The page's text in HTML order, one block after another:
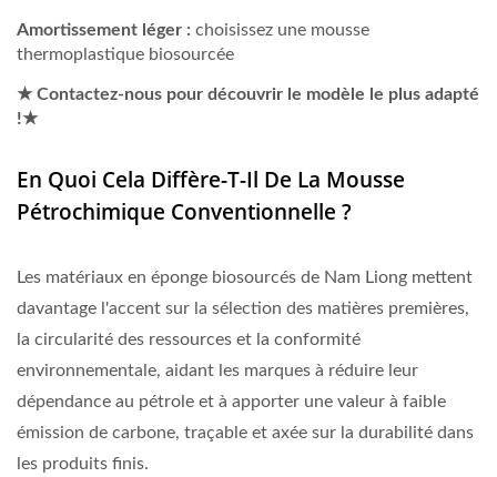
Amortissement léger : choisissez une mousse
thermoplastique biosourcée
★ Contactez-nous pour découvrir le modèle le plus adapté
!★
En Quoi Cela Diffère-T-Il De La Mousse
Pétrochimique Conventionnelle ?
Les matériaux en éponge biosourcés de Nam Liong mettent
davantage l'accent sur la sélection des matières premières,
la circularité des ressources et la conformité
environnementale, aidant les marques à réduire leur
dépendance au pétrole et à apporter une valeur à faible
émission de carbone, traçable et axée sur la durabilité dans
les produits finis.